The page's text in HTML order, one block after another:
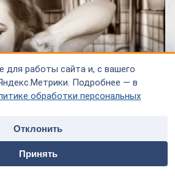
для работы сайта и, с вашего
Подробнее — в
обработки персональных
Отклонить
Принять
payment contacts
личности» определяется как